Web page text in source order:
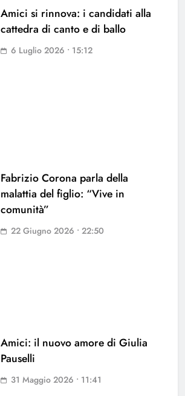
Amici si rinnova: i candidati alla
cattedra di canto e di ballo
6 Luglio 2026 • 15:12
Fabrizio Corona parla della
malattia del figlio: “Vive in
comunità”
22 Giugno 2026 • 22:50
Amici: il nuovo amore di Giulia
Pauselli
31 Maggio 2026 • 11:41